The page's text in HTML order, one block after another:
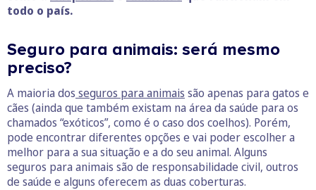
todo o país.
Seguro para animais: será mesmo
preciso?
A maioria dos seguros para animais são apenas para gatos e
cães (ainda que também existam na área da saúde para os
chamados “exóticos”, como é o caso dos coelhos). Porém,
pode encontrar diferentes opções e vai poder escolher a
melhor para a sua situação e a do seu animal. Alguns
seguros para animais são de responsabilidade civil, outros
de saúde e alguns oferecem as duas coberturas.